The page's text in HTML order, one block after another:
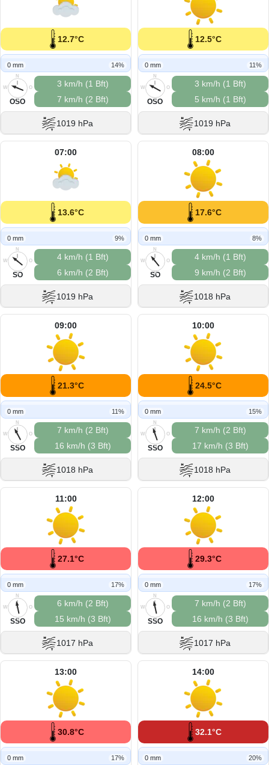
12.7°C
0 mm 14%
N
O
S
W
OSO
3 km/h (1 Bft)
7 km/h (2 Bft)
1019 hPa
12.5°C
0 mm 11%
N
O
S
W
OSO
3 km/h (1 Bft)
5 km/h (1 Bft)
1019 hPa
07:00
13.6°C
0 mm 9%
N
O
S
W
SO
4 km/h (1 Bft)
6 km/h (2 Bft)
1019 hPa
08:00
17.6°C
0 mm 8%
N
O
S
W
SO
4 km/h (1 Bft)
9 km/h (2 Bft)
1018 hPa
09:00
21.3°C
0 mm 11%
N
O
S
W
SSO
7 km/h (2 Bft)
16 km/h (3 Bft)
1018 hPa
10:00
24.5°C
0 mm 15%
N
O
S
W
SSO
7 km/h (2 Bft)
17 km/h (3 Bft)
1018 hPa
11:00
27.1°C
0 mm 17%
N
O
S
W
SSO
6 km/h (2 Bft)
15 km/h (3 Bft)
1017 hPa
12:00
29.3°C
0 mm 17%
N
O
S
W
SSO
7 km/h (2 Bft)
16 km/h (3 Bft)
1017 hPa
13:00
30.8°C
0 mm 17%
14:00
32.1°C
0 mm 20%